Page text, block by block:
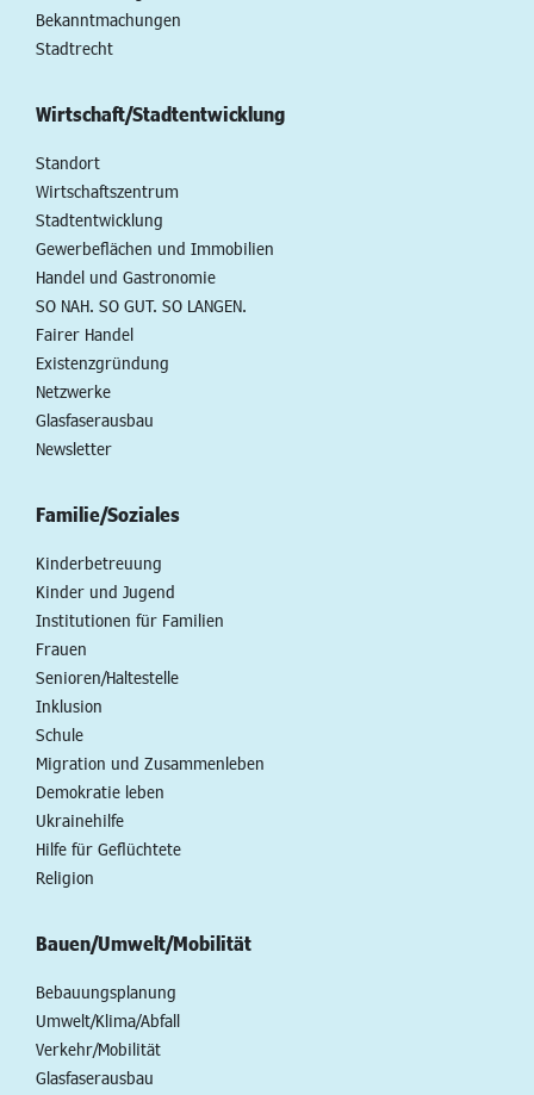
Bekanntmachungen
Stadtrecht
Wirtschaft/Stadtentwicklung
Standort
Wirtschaftszentrum
Stadtentwicklung
Gewerbeflächen und Immobilien
Handel und Gastronomie
SO NAH. SO GUT. SO LANGEN.
Fairer Handel
Existenzgründung
Netzwerke
Glasfaserausbau
Newsletter
Familie/Soziales
Kinderbetreuung
Kinder und Jugend
Institutionen für Familien
Frauen
Senioren/Haltestelle
Inklusion
Schule
Migration und Zusammenleben
Demokratie leben
Ukrainehilfe
Hilfe für Geflüchtete
Religion
Bauen/Umwelt/Mobilität
Bebauungsplanung
Umwelt/Klima/Abfall
Verkehr/Mobilität
Glasfaserausbau